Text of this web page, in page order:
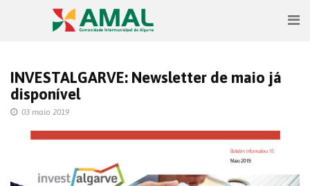
INVESTALGARVE: Newsletter de maio já
disponível
03 maio 2019